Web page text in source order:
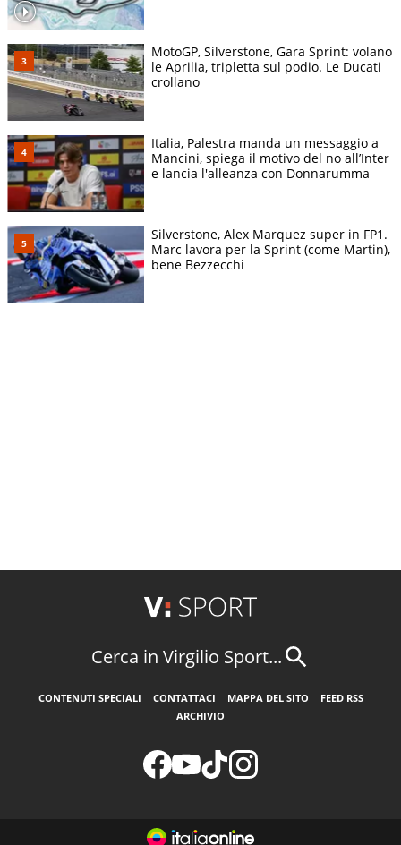
MotoGP, Silverstone, Gara Sprint: volano
le Aprilia, tripletta sul podio. Le Ducati
crollano
Italia, Palestra manda un messaggio a
Mancini, spiega il motivo del no all’Inter
e lancia l'alleanza con Donnarumma
Silverstone, Alex Marquez super in FP1.
Marc lavora per la Sprint (come Martin),
bene Bezzecchi
Cerca in Virgilio Sport...
CONTENUTI SPECIALI CONTATTACI MAPPA DEL SITO
FEED RSS
ARCHIVIO